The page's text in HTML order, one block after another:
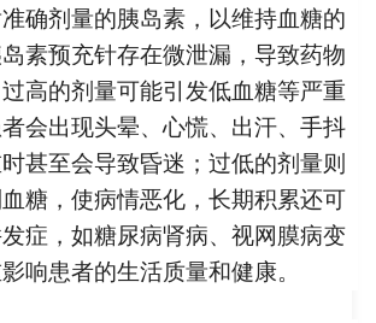
确剂量的胰岛素，以维持血糖的
素预充针存在微泄漏，导致药物
高的剂量可能引发低血糖等严重
会出现头晕、心慌、出汗、手抖
甚至会导致昏迷；过低的剂量则
糖，使病情恶化，长期积累还可
症，如糖尿病肾病、视网膜病变
响患者的生活质量和健康。